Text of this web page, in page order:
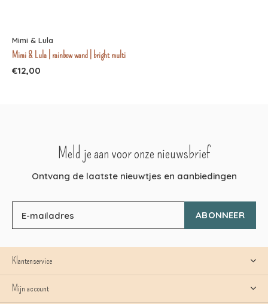
Mimi & Lula
Mimi & Lula | rainbow wand | bright multi
€12,00
Meld je aan voor onze nieuwsbrief
Ontvang de laatste nieuwtjes en aanbiedingen
ABONNEER
Klantenservice
Mijn account